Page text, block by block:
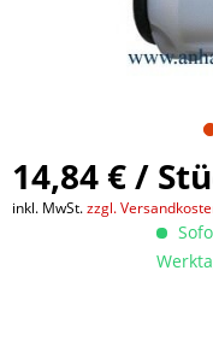
14,84 € /
inkl. MwSt.zzgl.